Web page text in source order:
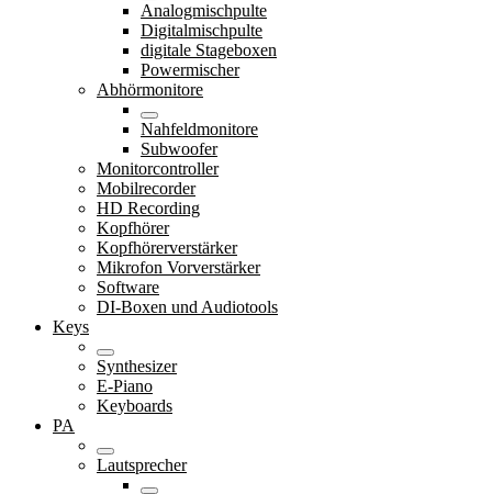
Analogmischpulte
Digitalmischpulte
digitale Stageboxen
Powermischer
Abhörmonitore
Nahfeldmonitore
Subwoofer
Monitorcontroller
Mobilrecorder
HD Recording
Kopfhörer
Kopfhörerverstärker
Mikrofon Vorverstärker
Software
DI-Boxen und Audiotools
Keys
Synthesizer
E-Piano
Keyboards
PA
Lautsprecher